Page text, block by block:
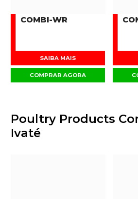
COMBI-WR
SAIBA MAIS
COMPRAR AGORA
Poultry Products
Ivaté